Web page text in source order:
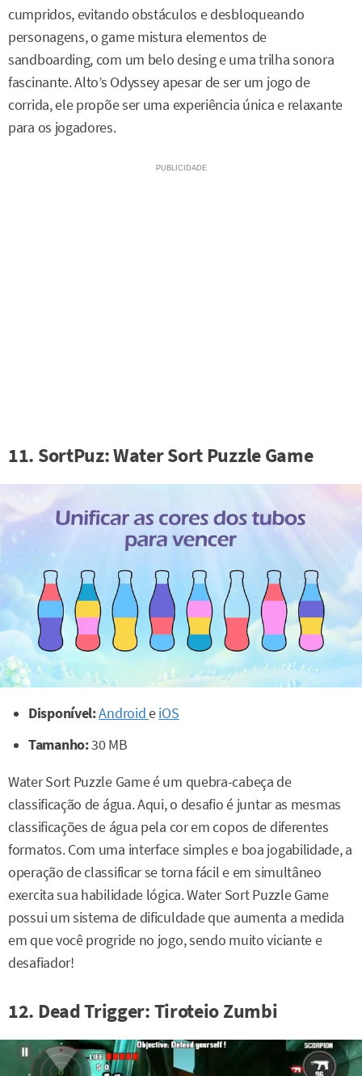
cumpridos, evitando obstáculos e desbloqueando
personagens, o game mistura elementos de
sandboarding, com um belo desing e uma trilha sonora
fascinante. Alto’s Odyssey apesar de ser um jogo de
corrida, ele propõe ser uma experiência única e relaxante
para os jogadores.
11. SortPuz: Water Sort Puzzle Game
Disponível:AndroideiOS
Tamanho:30 MB
Water Sort Puzzle Game é um quebra-cabeça de
classificação de água. Aqui, o desafio é juntar as mesmas
classificações de água pela cor em copos de diferentes
formatos. Com uma interface simples e boa jogabilidade, a
operação de classificar se torna fácil e em simultâneo
exercita sua habilidade lógica. Water Sort Puzzle Game
possui um sistema de dificuldade que aumenta a medida
em que você progride no jogo, sendo muito viciante e
desafiador!
12. Dead Trigger: Tiroteio Zumbi